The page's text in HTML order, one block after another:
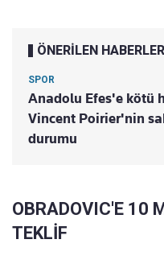
ÖNERİLEN HABERLER
SPOR
Anadolu Efes'e kötü
Vincent Poirier'nin
durumu
OBRADOVIC'E 10
TEKLİF